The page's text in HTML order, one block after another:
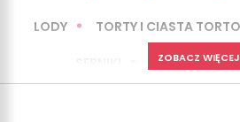
LODY TORTY I CIASTA
MINI WYPIEKI
ZOBACZ WIĘCEJ